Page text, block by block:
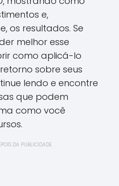
e,
os resultados. Se
melhor esse
como aplicá-lo
sobre seus
lendo e encontre
que podem
como você
DA PUBLICIDADE